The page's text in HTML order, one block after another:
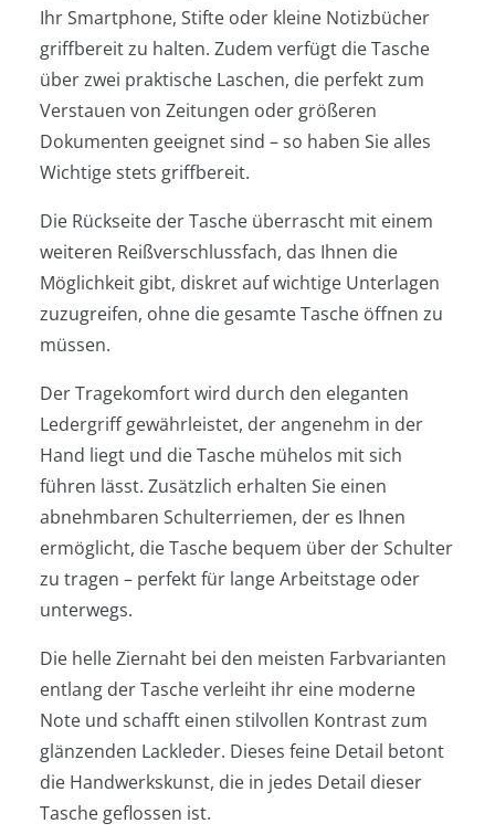
Ihr Smartphone, Stifte oder kleine Notizbücher
griffbereit zu halten. Zudem verfügt die Tasche
über zwei praktische Laschen, die perfekt zum
Verstauen von Zeitungen oder größeren
Dokumenten geeignet sind – so haben Sie alles
Wichtige stets griffbereit.
Die Rückseite der Tasche überrascht mit einem
weiteren Reißverschlussfach, das Ihnen die
Möglichkeit gibt, diskret auf wichtige Unterlagen
zuzugreifen, ohne die gesamte Tasche öffnen zu
müssen.
Der Tragekomfort wird durch den eleganten
Ledergriff gewährleistet, der angenehm in der
Hand liegt und die Tasche mühelos mit sich
führen lässt. Zusätzlich erhalten Sie einen
abnehmbaren Schulterriemen, der es Ihnen
ermöglicht, die Tasche bequem über der Schulter
zu tragen – perfekt für lange Arbeitstage oder
unterwegs.
Die helle Ziernaht bei den meisten Farbvarianten
entlang der Tasche verleiht ihr eine moderne
Note und schafft einen stilvollen Kontrast zum
glänzenden Lackleder. Dieses feine Detail betont
die Handwerkskunst, die in jedes Detail dieser
Tasche geflossen ist.